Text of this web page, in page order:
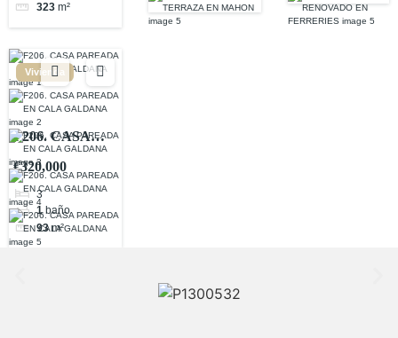
323 m²
Vivienda
F206. CASA
PAREADA EN
CALA
GALDANA
€320,000
3
1 baño
93 m²